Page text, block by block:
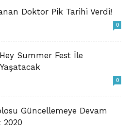
Doktor Pik Tarihi Verdi!
0
Summer Fest İle
0
Güncellemeye Devam
2020